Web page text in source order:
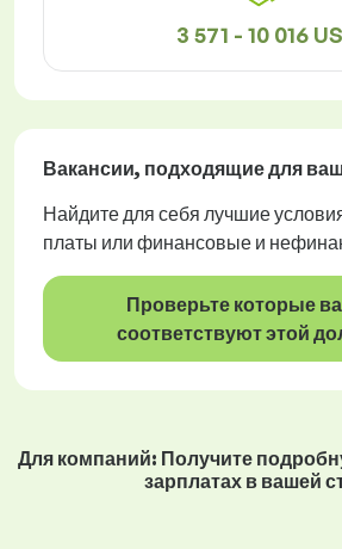
3 571 - 10 016
Вакансии, подходящие для
Найдите для себя лучшие
платы или финансовые и
Проверьте которые
соответствуют этой
Для компаний: Получите
зарплатах в вашей